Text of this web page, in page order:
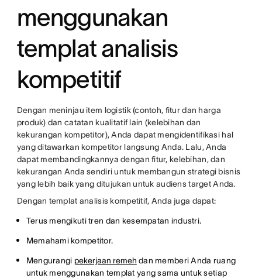
menggunakan
templat analisis
kompetitif
Dengan meninjau item logistik (contoh, fitur dan harga
produk) dan catatan kualitatif lain (kelebihan dan
kekurangan kompetitor), Anda dapat mengidentifikasi hal
yang ditawarkan kompetitor langsung Anda. Lalu, Anda
dapat membandingkannya dengan fitur, kelebihan, dan
kekurangan Anda sendiri untuk membangun strategi bisnis
yang lebih baik yang ditujukan untuk audiens target Anda.
Dengan templat analisis kompetitif, Anda juga dapat:
Terus mengikuti tren dan kesempatan industri.
Memahami kompetitor.
Mengurangi pekerjaan remeh dan memberi Anda ruang
untuk menggunakan templat yang sama untuk setiap